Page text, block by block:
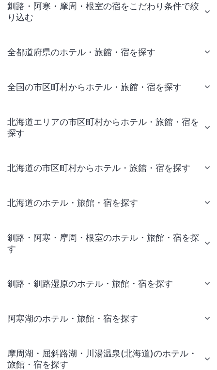
釧路・阿寒・摩周・根室の宿をこだわり条件で絞
り込む
全都道府県のホテル・旅館・宿を探す
全国の市区町村からホテル・旅館・宿を探す
北海道エリアの市区町村からホテル・旅館・宿を
探す
北海道の市区町村からホテル・旅館・宿を探す
北海道のホテル・旅館・宿を探す
釧路・阿寒・摩周・根室のホテル・旅館・宿を探
す
釧路・釧路湿原のホテル・旅館・宿を探す
阿寒湖のホテル・旅館・宿を探す
摩周湖・屈斜路湖・川湯温泉(北海道)のホテル・
旅館・宿を探す